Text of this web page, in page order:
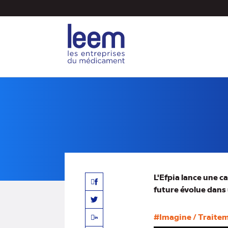
au
Facebook
Twitter
Linkedin
L'Efpia lance une
future évolue
#Imagine /